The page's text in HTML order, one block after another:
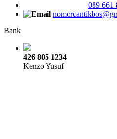
089 661
Bank
426 805 1234
Kenzo Yusuf